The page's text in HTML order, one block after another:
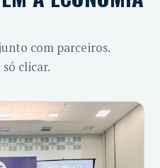
com parceiros.
clicar.